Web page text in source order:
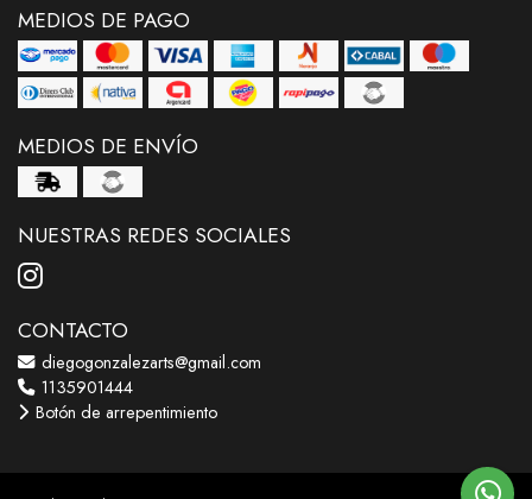
MEDIOS DE PAGO
MEDIOS DE ENVÍO
NUESTRAS REDES SOCIALES
CONTACTO
diegogonzalezarts@gmail.com
1135901444
Botón de arrepentimiento